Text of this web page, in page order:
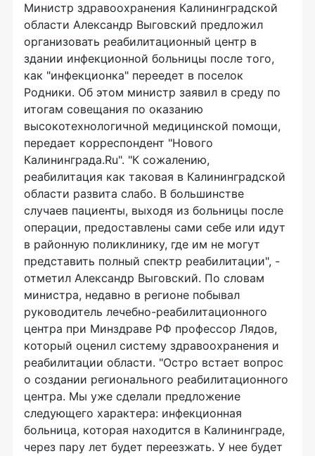
Министр здравоохранения Калининградской
области Александр Выговский предложил
организовать реабилитационный центр в
здании инфекционной больницы после того,
как "инфекционка" переедет в поселок
Родники. Об этом министр заявил в среду по
итогам совещания по оказанию
высокотехнологичной медицинской помощи,
передает корреспондент "Нового
Калининграда.Ru". "К сожалению,
реабилитация как таковая в Калининградской
области развита слабо. В большинстве
случаев пациенты, выходя из больницы после
операции, предоставлены сами себе или идут
в районную поликлинику, где им не могут
представить полный спектр реабилитации", -
отметил Александр Выговский. По словам
министра, недавно в регионе побывал
руководитель лечебно-реабилитационного
центра при Минздраве РФ профессор Лядов,
который оценил систему здравоохранения и
реабилитации области. "Остро встает вопрос
о создании регионального реабилитационного
центра. Мы уже сделали предложение
следующего характера: инфекционная
больница, которая находится в Калининграде,
через пару лет будет переезжать. У нее будет